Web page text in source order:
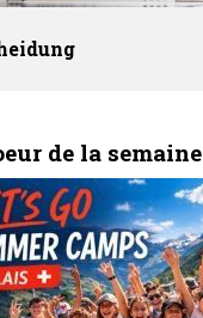
de la semaine